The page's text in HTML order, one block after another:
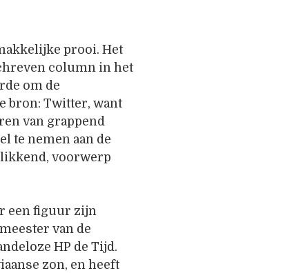
prooi. Het
column in het
om de
bron: Twitter, want
van grappend
te nemen aan de
voorwerp
een figuur zijn
van de
HP de Tijd.
zon, en heeft